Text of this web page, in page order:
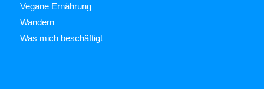
Vegane Ernährung
Wandern
Was mich beschäftigt